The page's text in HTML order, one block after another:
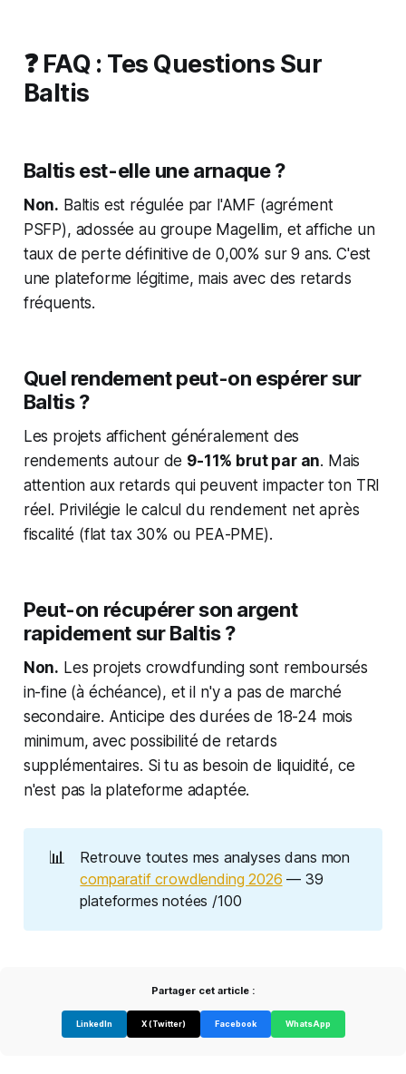
❓ FAQ : Tes Questions Sur
Baltis
Baltis est-elle une arnaque ?
Non. Baltis est régulée par l'AMF (agrément
PSFP), adossée au groupe Magellim, et affiche un
taux de perte définitive de 0,00% sur 9 ans. C'est
une plateforme légitime, mais avec des retards
fréquents.
Quel rendement peut-on espérer sur
Baltis ?
Les projets affichent généralement des
rendements autour de 9-11% brut par an. Mais
attention aux retards qui peuvent impacter ton TRI
réel. Privilégie le calcul du rendement net après
fiscalité (flat tax 30% ou PEA-PME).
Peut-on récupérer son argent
rapidement sur Baltis ?
Non. Les projets crowdfunding sont remboursés
in-fine (à échéance), et il n'y a pas de marché
secondaire. Anticipe des durées de 18-24 mois
minimum, avec possibilité de retards
supplémentaires. Si tu as besoin de liquidité, ce
n'est pas la plateforme adaptée.
📊
Retrouve toutes mes analyses dans mon
comparatif crowdlending 2026 — 39
plateformes notées /100
Partager cet article :
LinkedIn X (Twitter) Facebook WhatsApp